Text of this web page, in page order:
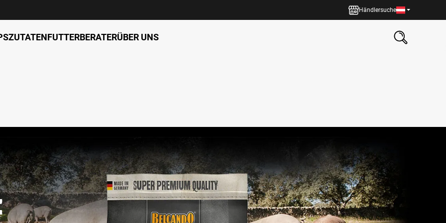
Händlersuche
ZUTATENFUTTERBERATERÜBER UNS